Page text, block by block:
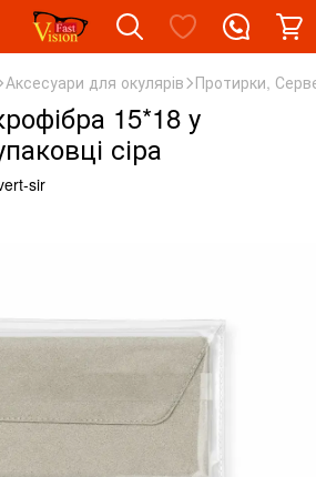
Аксесуари для окулярів Протирки,
15*18 у
сіра
sir